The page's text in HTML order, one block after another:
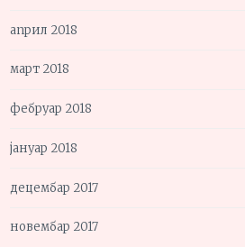
април 2018
март 2018
фебруар 2018
јануар 2018
децембар 2017
новембар 2017